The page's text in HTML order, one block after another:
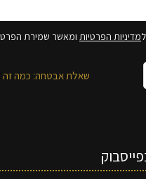
מדיניות הפרטיות ומאשר שמירת
שאלת אבטחה: כמה זה 2 כפול 2?